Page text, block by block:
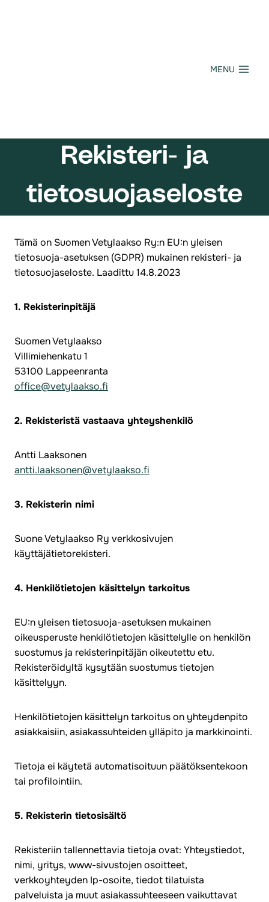
MENU
Rekisteri- ja
tietosuojaseloste
Tämä on Suomen Vetylaakso Ry:n EU:n yleisen
tietosuoja-asetuksen (GDPR) mukainen rekisteri- ja
tietosuojaseloste. Laadittu 14.8.2023
1. Rekisterinpitäjä
Suomen Vetylaakso
Villimiehenkatu 1
53100 Lappeenranta
office@vetylaakso.fi
2. Rekisteristä vastaava yhteyshenkilö
Antti Laaksonen
antti.laaksonen@vetylaakso.fi
3. Rekisterin nimi
Suone Vetylaakso Ry verkkosivujen
käyttäjätietorekisteri.
4. Henkilötietojen käsittelyn tarkoitus
EU:n yleisen tietosuoja-asetuksen mukainen
oikeusperuste henkilötietojen käsittelylle on henkilön
suostumus ja rekisterinpitäjän oikeutettu etu.
Rekisteröidyltä kysytään suostumus tietojen
käsittelyyn.
Henkilötietojen käsittelyn tarkoitus on yhteydenpito
asiakkaisiin, asiakassuhteiden ylläpito ja markkinointi.
Tietoja ei käytetä automatisoituun päätöksentekoon
tai profilointiin.
5. Rekisterin tietosisältö
Rekisteriin tallennettavia tietoja ovat: Yhteystiedot,
nimi, yritys, www-sivustojen osoitteet,
verkkoyhteyden Ip-osoite, tiedot tilatuista
palveluista ja muut asiakassuhteeseen vaikuttavat